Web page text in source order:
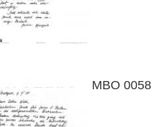
MBO 0058